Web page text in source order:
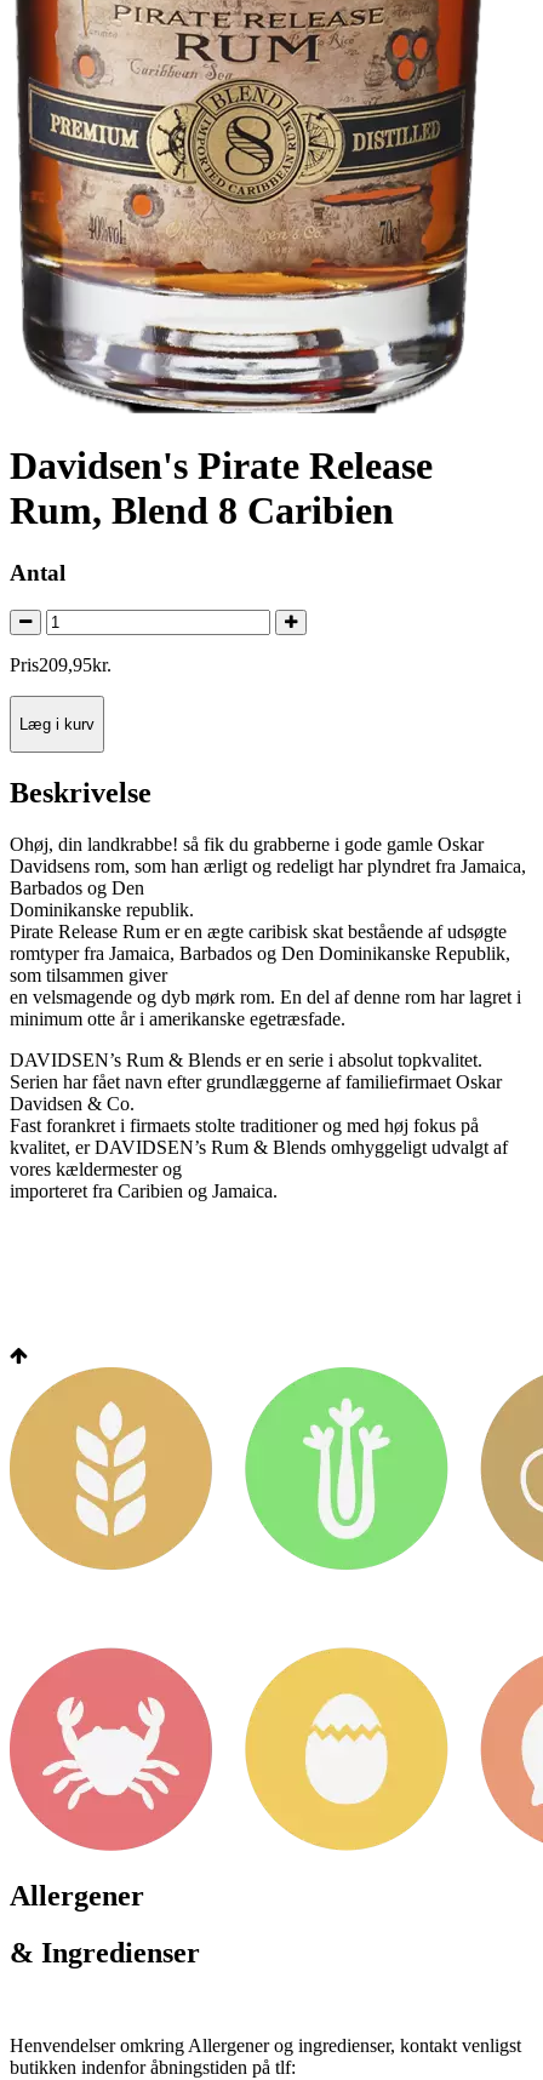
Davidsen's Pirate Release
Rum, Blend 8 Caribien
Antal
Pris209,95kr.
Læg i kurv
Beskrivelse
Ohøj, din landkrabbe! så fik du grabberne i gode gamle Oskar
Davidsens rom, som han ærligt og redeligt har plyndret fra Jamaica,
Barbados og Den
Dominikanske republik.
Pirate Release Rum er en ægte caribisk skat bestående af udsøgte
romtyper fra Jamaica, Barbados og Den Dominikanske Republik,
som tilsammen giver
en velsmagende og dyb mørk rom. En del af denne rom har lagret i
minimum otte år i amerikanske egetræsfade.
DAVIDSEN’s Rum & Blends er en serie i absolut topkvalitet.
Serien har fået navn efter grundlæggerne af familiefirmaet Oskar
Davidsen & Co.
Fast forankret i firmaets stolte traditioner og med høj fokus på
kvalitet, er DAVIDSEN’s Rum & Blends omhyggeligt udvalgt af
vores kældermester og
importeret fra Caribien og Jamaica.
Allergener
& Ingredienser
Henvendelser omkring Allergener og ingredienser, kontakt venligst
butikken indenfor åbningstiden på tlf: